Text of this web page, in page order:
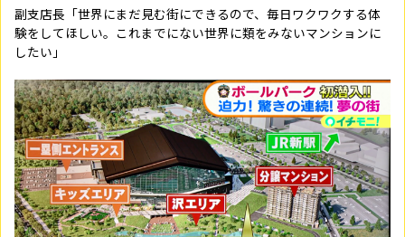
副支店長「世界にまだ見む街にできるので、毎日ワクワクする体
験をしてほしい。これまでにない世界に類をみないマンションに
したい」